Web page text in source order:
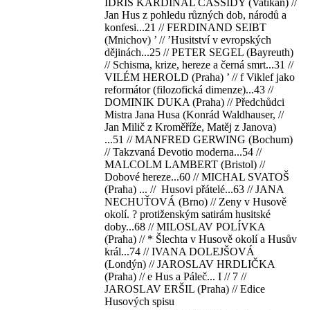
IDRIS KARDINÁL CASSIDY (Vatikán) //
Jan Hus z pohledu různých dob, národů a
konfesi...21 // FERDINAND SEIBT
(Mnichov) ’ // ’Husitství v evropských
dějinách...25 // PETER SEGEL (Bayreuth)
// Schisma, krize, hereze a černá smrt...31 //
VILÉM HEROLD (Praha) ’ // f Viklef jako
reformátor (filozofická dimenze)...43 //
DOMINIK DUKA (Praha) // Předchůdci
Mistra Jana Husa (Konrád Waldhauser, //
Jan Milič z Kroměříže, Matěj z Janova)
...51 // MANFRED GERWING (Bochum)
// Takzvaná Devotio moderna...54 //
MALCOLM LAMBERT (Bristol) //
Dobové hereze...60 // MICHAL SVATOŠ
(Praha) ... // Husovi přátelé...63 // JANA
NECHUŤOVÁ (Brno) // Zeny v Husově
okolí. ? protiženským satirám husitské
doby...68 // MILOSLAV POLÍVKA
(Praha) // * Šlechta v Husově okolí a Husův
král...74 // IVANA DOLEJŠOVÁ
(Londýn) // JAROSLAV HRDLIČKA
(Praha) // e Hus a Páleč... I // 7 //
JAROSLAV ERŠIL (Praha) // Edice
Husových spisu